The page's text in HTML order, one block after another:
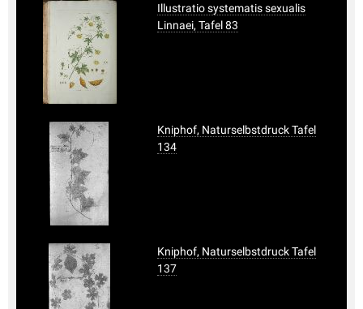
Illustratio systematis sexualis
Linnaei, Tafel 83
Kniphof, Naturselbstdruck Tafel
134
Kniphof, Naturselbstdruck Tafel
137